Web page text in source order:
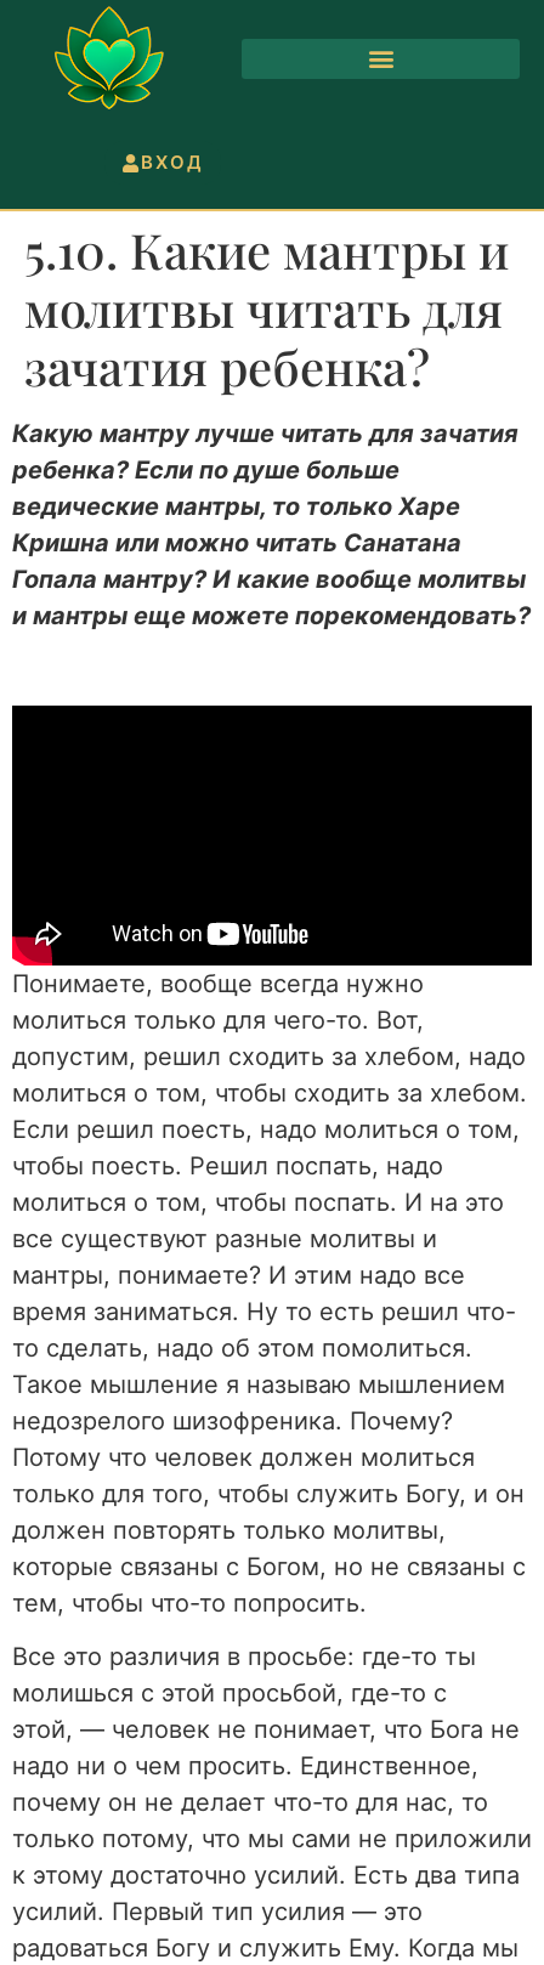
ВХОД
5.10. Какие мантры и
молитвы читать для
зачатия ребенка?
Какую мантру лучше читать для зачатия
ребенка? Если по душе больше
ведические мантры, то только Харе
Кришна или можно читать Санатана
Гопала мантру? И какие вообще молитвы
и мантры еще можете порекомендовать?
Понимаете, вообще всегда нужно
молиться только для чего-то. Вот,
допустим, решил сходить за хлебом, надо
молиться о том, чтобы сходить за хлебом.
Если решил поесть, надо молиться о том,
чтобы поесть. Решил поспать, надо
молиться о том, чтобы поспать. И на это
все существуют разные молитвы и
мантры, понимаете? И этим надо все
время заниматься. Ну то есть решил что-
то сделать, надо об этом помолиться.
Такое мышление я называю мышлением
недозрелого шизофреника. Почему?
Потому что человек должен молиться
только для того, чтобы служить Богу, и он
должен повторять только молитвы,
которые связаны с Богом, но не связаны с
тем, чтобы что-то попросить.
Все это различия в просьбе: где-то ты
молишься с этой просьбой, где-то с
этой, — человек не понимает, что Бога не
надо ни о чем просить. Единственное,
почему он не делает что-то для нас, то
только потому, что мы сами не приложили
к этому достаточно усилий. Есть два типа
усилий. Первый тип усилия — это
радоваться Богу и служить Ему. Когда мы